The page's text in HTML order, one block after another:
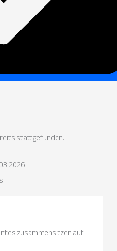
stattgefunden.
zusammensitzen auf